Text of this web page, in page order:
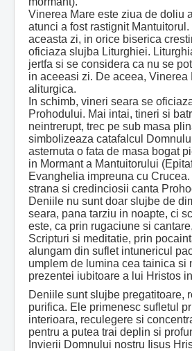
Vinerea Mare este ziua de doliu
atunci a fost rastignit
aceasta zi, in orice biserica
oficiaza slujba Liturghiei.
jertfa si se considera ca nu se
in aceeasi zi. De aceea, Vinerea
aliturgica.
In schimb, vineri seara se
Prohodului. Mai intai, tineri si
neintrerupt, trec pe sub masa
simbolizeaza catafalcul
asternuta o fata de masa bogat
in Mormant a Mantuitorului
Evanghelia impreuna cu
strana si credinciosii canta
Deniile nu sunt doar slujbe de
seara, pana tarziu in noapte, ci
este, ca prin rugaciune si
Scripturi si meditatie, prin
alungam din suflet intunericul
umplem de lumina cea tainica si
prezentei iubitoare a lui Hristos
Deniile sunt slujbe pregatitoare,
purifica. Ele primenesc sufletul
interioara, reculegere si
pentru a putea trai deplin si
Invierii Domnului nostru Iisus